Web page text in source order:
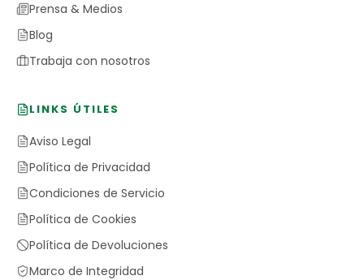
Prensa & Medios
Blog
Trabaja con nosotros
LINKS ÚTILES
Aviso Legal
Política de Privacidad
Condiciones de Servicio
Política de Cookies
Política de Devoluciones
Marco de Integridad